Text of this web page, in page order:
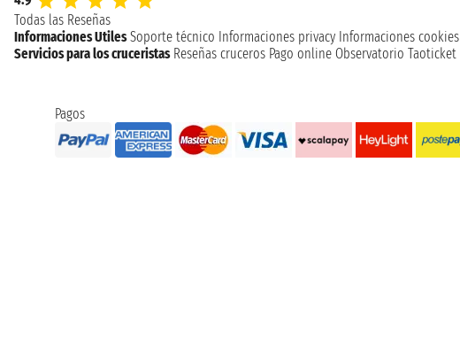
Todas las Reseñas
Informaciones Utiles Soporte técnico Informaciones privacy Informaciones cookies
Servicios para los cruceristas Reseñas cruceros Pago online Observatorio Taoticket
Pagos